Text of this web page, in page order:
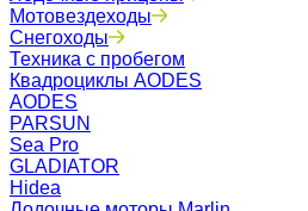
Мотовездеходы
Снегоходы
Техника с пробегом
Квадроциклы AODES
AODES
PARSUN
Sea Pro
GLADIATOR
Hidea